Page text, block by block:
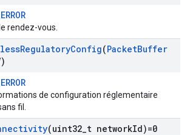
rendez-vous.
RegulatoryConfig(PacketBuffer
de configuration réglementaire
fil.
(uint32 t networkId)=0